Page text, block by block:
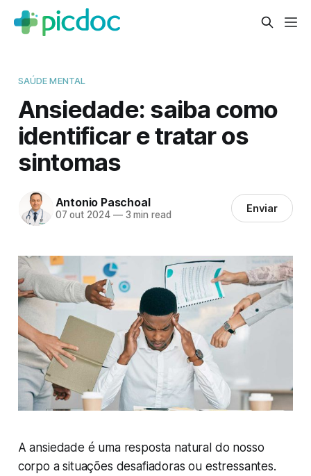
SAÚDE MENTAL
Ansiedade: saiba como
identificar e tratar os
sintomas
Antonio Paschoal
07 out 2024 —3 min read Enviar
A ansiedade é uma resposta natural do nosso
corpo a situações desafiadoras ou estressantes.